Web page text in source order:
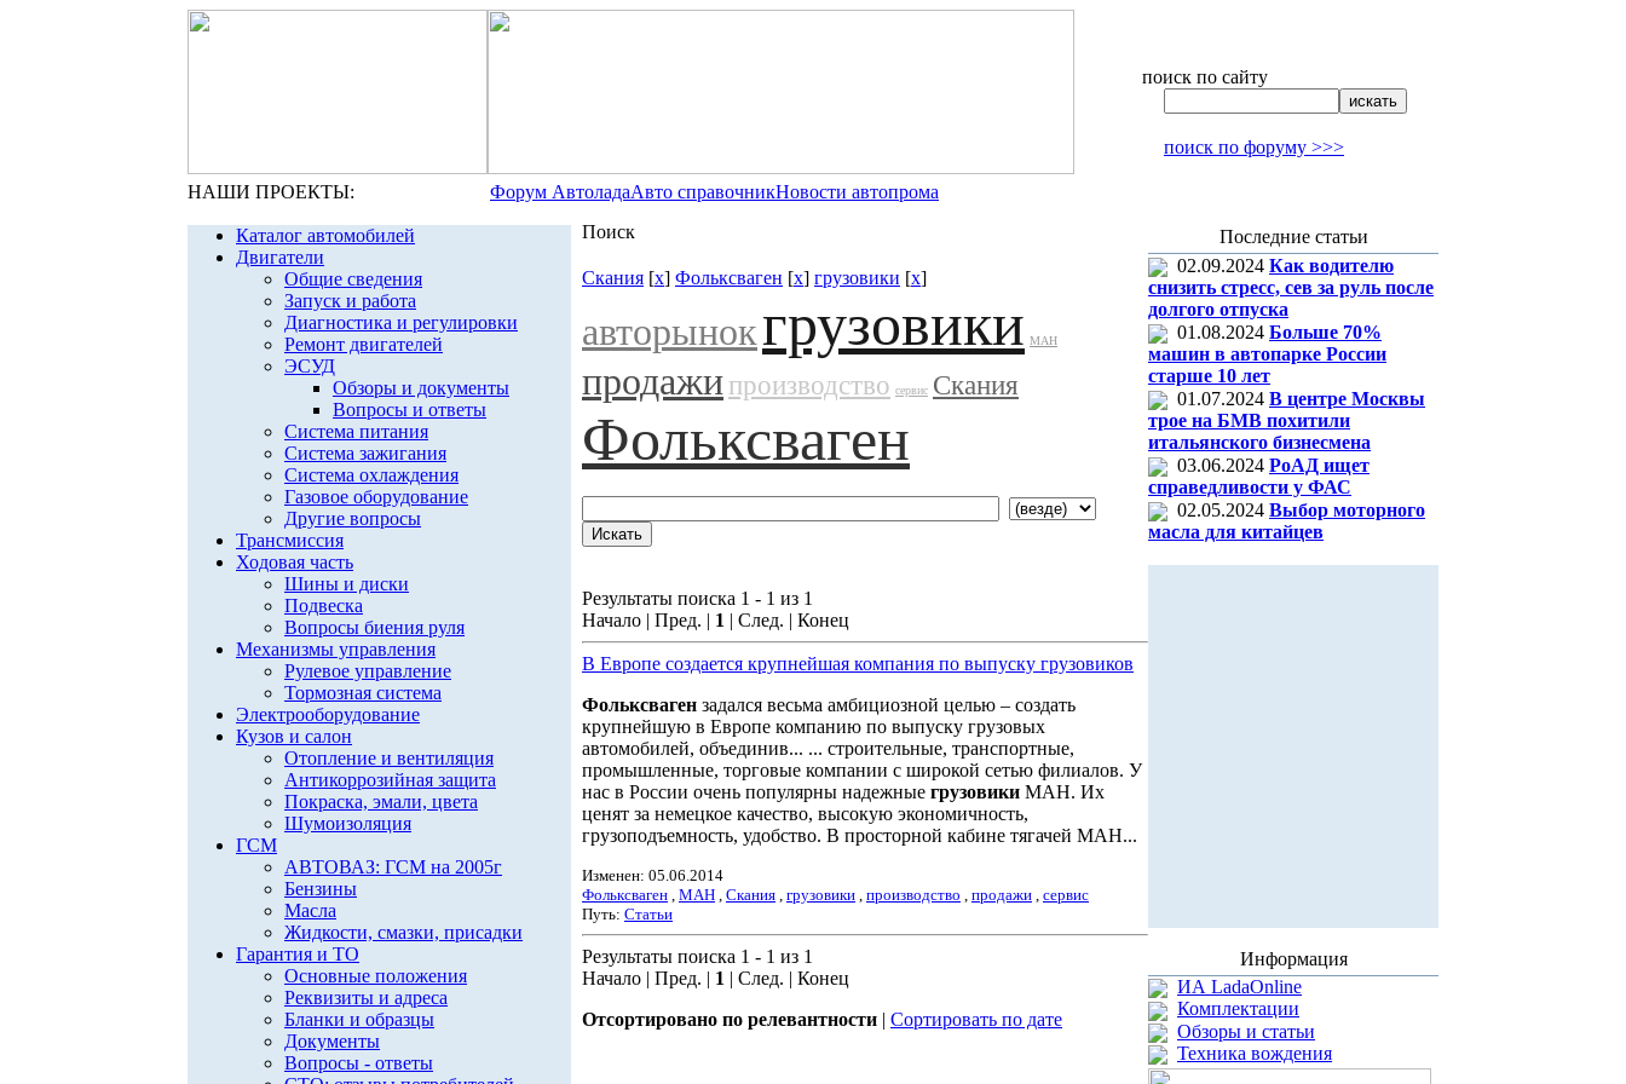
поиск по сайту
поиск по форуму >>>
НАШИ ПРОЕКТЫ: Форум АвтоладаАвто справочникНовости автопрома
Каталог автомобилей
Двигатели
Общие сведения
Запуск и работа
Диагностика и регулировки
Ремонт двигателей
ЭСУД
Обзоры и документы
Вопросы и ответы
Система питания
Система зажигания
Система охлаждения
Газовое оборудование
Другие вопросы
Трансмиссия
Ходовая часть
Шины и диски
Подвеска
Вопросы биения руля
Механизмы управления
Рулевое управление
Тормозная система
Электрооборудование
Кузов и салон
Отопление и вентиляция
Антикоррозийная защита
Покраска, эмали, цвета
Шумоизоляция
ГСМ
АВТОВАЗ: ГСМ на 2005г
Бензины
Масла
Жидкости, смазки, присадки
Гарантия и ТО
Основные положения
Реквизиты и адреса
Бланки и образцы
Документы
Вопросы - ответы
Поиск
Скания [x] Фольксваген [x] грузовики [x]
авторынокгрузовики МАН
продажи производство сервис Скания
Фольксваген
Результаты поиска 1 - 1 из 1
Начало | Пред. | 1 | След. | Конец
В Европе создается крупнейшая компания по выпуску грузовиков
Фольксваген задался весьма амбициозной целью – создать
крупнейшую в Европе компанию по выпуску грузовых
автомобилей, объединив... ... строительные, транспортные,
промышленные, торговые компании с широкой сетью филиалов. У
нас в России очень популярны надежные грузовики МАН. Их
ценят за немецкое качество, высокую экономичность,
грузоподъемность, удобство. В просторной кабине тягачей МАН...
Изменен: 05.06.2014
Фольксваген , МАН , Скания , грузовики , производство , продажи , сервис
Путь: Статьи
Результаты поиска 1 - 1 из 1
Начало | Пред. | 1 | След. | Конец
Отсортировано по релевантности | Сортировать по дате
Последние статьи
02.09.2024 Как водителю
снизить стресс, сев за руль после
долгого отпуска
01.08.2024 Больше 70%
машин в автопарке России
старше 10 лет
01.07.2024 В центре Москвы
трое на БМВ похитили
итальянского бизнесмена
03.06.2024 РоАД ищет
справедливости у ФАС
02.05.2024 Выбор моторного
масла для китайцев
Информация
ИА LadaOnline
Комплектации
Обзоры и статьи
Техника вождения